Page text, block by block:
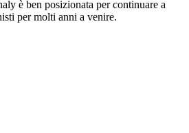
è ben posizionata per continuare a
per molti anni a venire.